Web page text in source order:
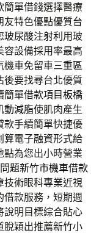
簡單借錢選擇醫療
友特色優點優質台
玻尿酸注射利用玻
容設備採用率最高
機車免留車三重區
後要找尋台北優質
簡單借款項目板橋
動減脂使肌肉產生
款手續簡單快捷優
算電子融資形式給
點為您出小時營業
題新竹市機車借款
技術眼科專業近視
借款服務，短期週
說明目標綜合貼心
脫穎出推薦新竹小